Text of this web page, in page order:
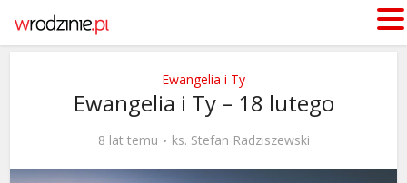
Ewangelia i Ty
Ewangelia i Ty – 18 lutego
8 lat temu ks. Stefan Radziszewski